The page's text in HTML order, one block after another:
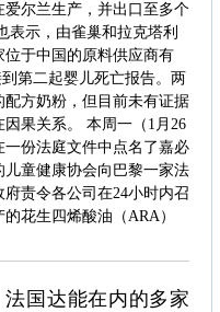
尔兰生产，并出口至多个
表示，由雀巢和拉克塔利
于中国的原料供应商有
第二起婴儿死亡报告。两
方奶粉，但目前未有证据
果关系。 本周一（1月26
一份法庭文件中点名了嘉必
童健康协会向巴黎一家法
责令各公司在24小时内召
花生四烯酸油（ARA）
国达能在内的多家